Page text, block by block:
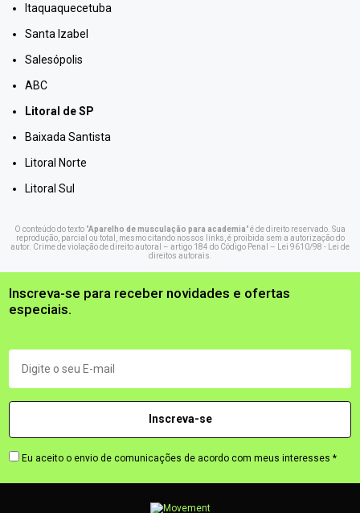
Itaquaquecetuba
Santa Izabel
Salesópolis
ABC
Litoral de SP
Baixada Santista
Litoral Norte
Litoral Sul
O conteúdo do texto "Aparelho de musculação para academia" é de direito reservado. Sua
reprodução, parcial ou total, mesmo citando nossos links, é proibida sem a autorização do
autor. Crime de violação de direito autoral – artigo 184 do Código Penal –
Lei 9610/98 - Lei de
direitos autorais
Inscreva-se para receber novidades e ofertas
especiais.
Eu aceito o envio de comunicações de acordo com meus interesses *